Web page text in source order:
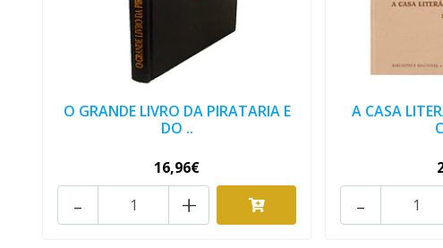
O GRANDE LIVRO DA PIRATARIA E
DO ..
16,96€
+
-
A CASA
-